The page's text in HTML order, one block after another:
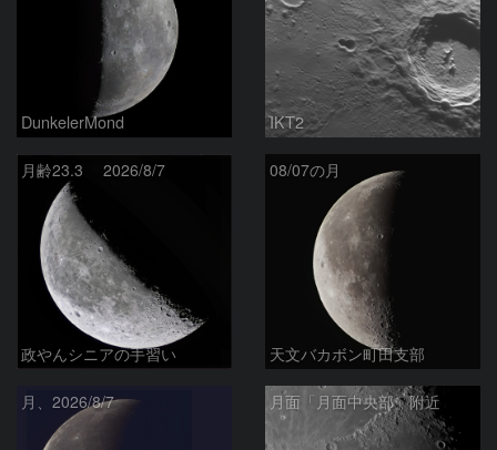
DunkelerMond IKT2
月齢23.3 2026/8/7
政やんシニアの手習い
08/07の月
天文バカボン町田支部
月、2026/8/7 月面「月面中央部」附近